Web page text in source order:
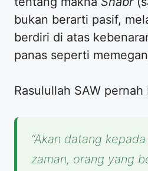
bukan berarti pasif,
berdiri di atas
panas seperti
Rasulullah SAW pernah
“Akan datang
zaman, orang yang